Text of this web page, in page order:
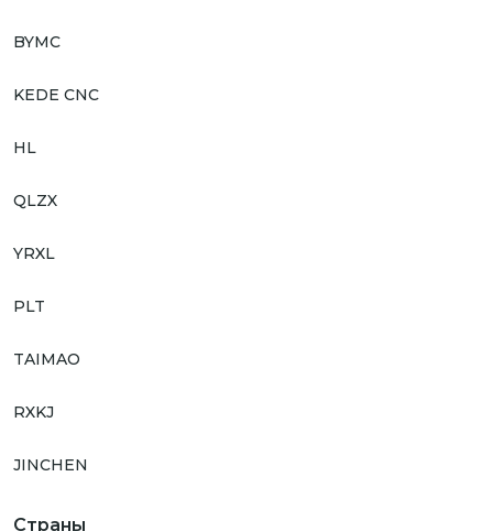
BYMC
KEDE CNC
HL
QLZX
YRXL
PLT
TAIMAO
RXKJ
JINCHEN
Страны